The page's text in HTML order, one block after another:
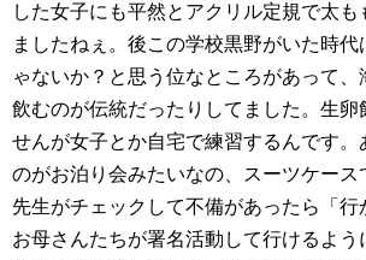
した女子にも平然とアクリル定規で太も
ましたねぇ。後この学校黒野がいた時代
ゃないか？と思う位なところがあって、
飲むのが伝統だったりしてました。生卵
せんが女子とか自宅で練習するんです。
のがお泊り会みたいなの、スーツケース
先生がチェックして不備があったら「行
お母さんたちが署名活動して行けるよう